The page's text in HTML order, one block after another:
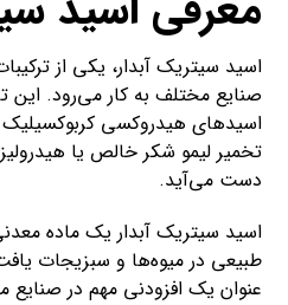
اسید سیتریک آبدار، یکی از
صنایع مختلف به کار می‌رود. این
اسیدهای هیدروکسی
تخمیر لیمو شکر خالص یا
دست می‌آید.
اسید سیتریک آبدار یک ماده
طبیعی در میوه‌ها و سبزیجات
عنوان یک افزودنی مهم در صنایع